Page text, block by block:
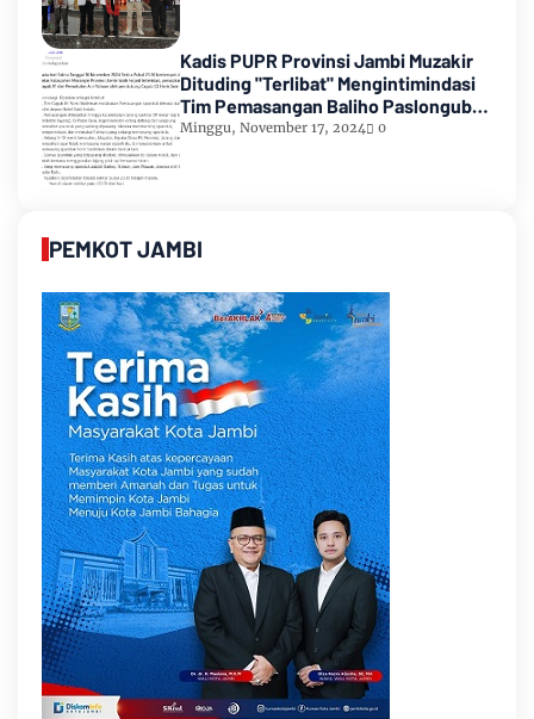
Kadis PUPR Provinsi Jambi Muzakir
Dituding "Terlibat" Mengintimindasi
Tim Pemasangan Baliho Paslongub
Romi-Sudirman
Minggu, November 17, 2024 0
PEMKOT JAMBI